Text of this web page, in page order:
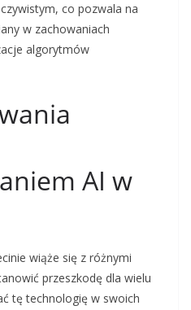
co pozwala na
w zachowaniach
algorytmów
AI w
wiąże się z różnymi
przeszkodę dla wielu
tę technologię w swoich